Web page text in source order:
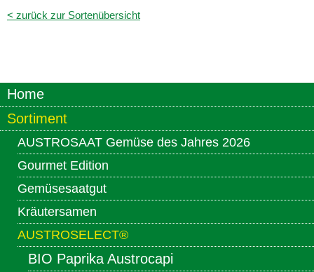
< zurück zur Sortenübersicht
Home
Sortiment
AUSTROSAAT Gemüse des Jahres 2026
Gourmet Edition
Gemüsesaatgut
Kräutersamen
AUSTROSELECT®
BIO Paprika Austrocapi